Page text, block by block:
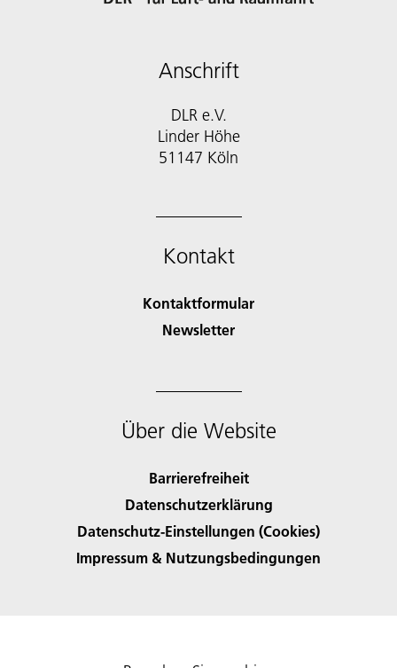
Anschrift
DLR e.V.
Linder Höhe
51147 Köln
Kontakt
Kontaktformular
Newsletter
Über die Website
Barrierefreiheit
Datenschutzerklärung
Datenschutz-Einstellungen (Cookies)
Impressum & Nutzungsbedingungen